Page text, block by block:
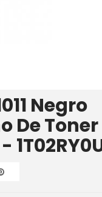
Negro
De Toner